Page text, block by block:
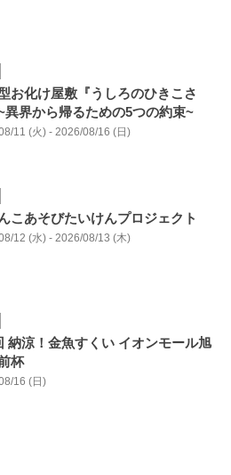
お化け屋敷『うしろのひきこさ
異界から帰るための5つの約束~
11 (火) - 2026/08/16 (日)
こあそびたいけんプロジェクト
12 (水) - 2026/08/13 (木)
納涼！金魚すくい イオンモール旭
杯
16 (日)